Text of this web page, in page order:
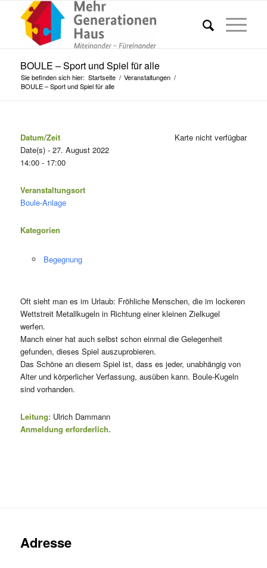
BOULE – Sport und Spiel für alle
Sie befinden sich hier: Startseite / Veranstaltungen /
BOULE – Sport und Spiel für alle
Karte nicht verfügbar
Datum/Zeit
Date(s) - 27. August 2022
14:00 - 17:00
Veranstaltungsort
Boule-Anlage
Kategorien
Begegnung
Oft sieht man es im Urlaub: Fröhliche Menschen, die im lockeren
Wettstreit Metallkugeln in Richtung einer kleinen Zielkugel
werfen.
Manch einer hat auch selbst schon einmal die Gelegenheit
gefunden, dieses Spiel auszuprobieren.
Das Schöne an diesem Spiel ist, dass es jeder, unabhängig von
Alter und körperlicher Verfassung, ausüben kann. Boule-Kugeln
sind vorhanden.
Leitung: Ulrich Dammann
Anmeldung erforderlich.
Adresse